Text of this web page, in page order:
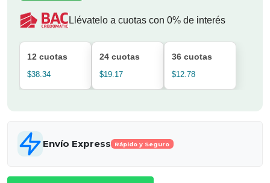
Llévatelo a cuotas con 0% de interés
12 cuotas
$38.34
24 cuotas
$19.17
36 cuotas
$12.78
Envío Express Rápido y Seguro